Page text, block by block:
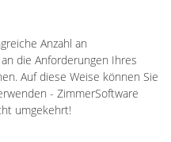
Anzahl an
die Anforderungen Ihres
Auf diese Weise können Sie
- ZimmerSoftware
umgekehrt!